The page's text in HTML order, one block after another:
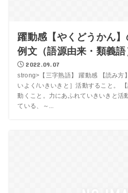
躍動感【やくどうかん
例文（語源由来・類義語
2022.09.07
strong>【三字熟語】 躍動感 【読み方
いよく/いきいきと］活動すること。
動くこと。力にあふれていきいきと
ている、～...